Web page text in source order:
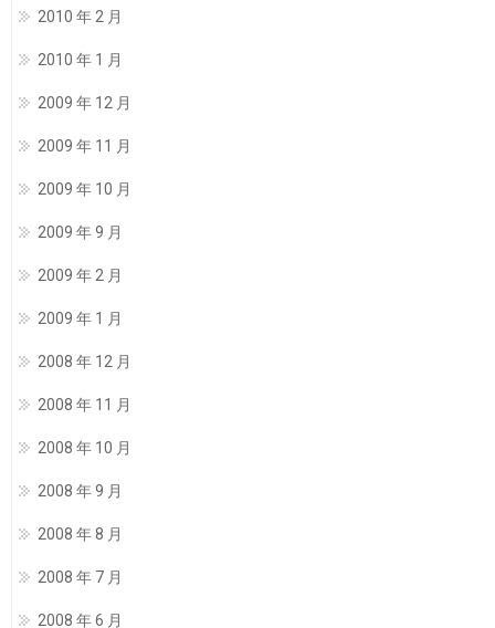
2010 年 2 月
2010 年 1 月
2009 年 12 月
2009 年 11 月
2009 年 10 月
2009 年 9 月
2009 年 2 月
2009 年 1 月
2008 年 12 月
2008 年 11 月
2008 年 10 月
2008 年 9 月
2008 年 8 月
2008 年 7 月
2008 年 6 月